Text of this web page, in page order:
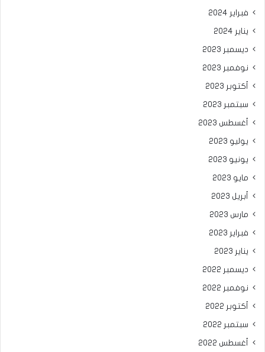
فبراير 2024
يناير 2024
ديسمبر 2023
نوفمبر 2023
أكتوبر 2023
سبتمبر 2023
أغسطس 2023
يوليو 2023
يونيو 2023
مايو 2023
أبريل 2023
مارس 2023
فبراير 2023
يناير 2023
ديسمبر 2022
نوفمبر 2022
أكتوبر 2022
سبتمبر 2022
أغسطس 2022